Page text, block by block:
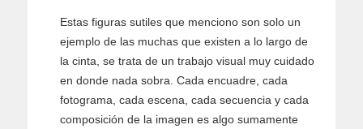
Estas figuras sutiles que menciono son solo un
ejemplo de las muchas que existen a lo largo de
la cinta, se trata de un trabajo visual muy cuidado
en donde nada sobra. Cada encuadre, cada
fotograma, cada escena, cada secuencia y cada
composición de la imagen es algo sumamente